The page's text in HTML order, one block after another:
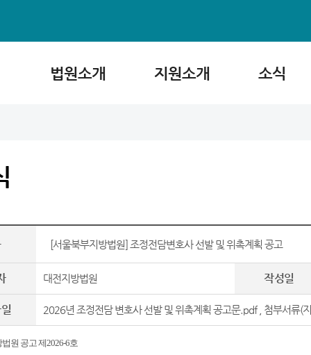
법원소개 지원소개 소식
[서울북부지방법원] 조정전담변호사 선발 및 위촉계획 공고
대전지방법원 작성일
2026년 조정전담 변호사 선발 및 위촉계획 공고문.pdf, 첨부서류(
원 공고 제2026-6호